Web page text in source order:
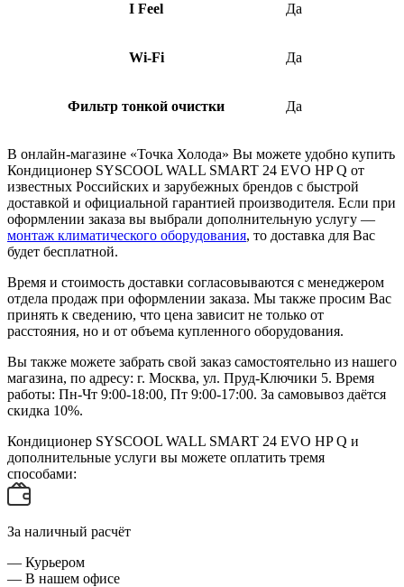
I Feel Да
Wi-Fi Да
Фильтр тонкой очистки Да
В онлайн-магазине «Точка Холода» Вы можете удобно купить
Кондиционер SYSCOOL WALL SMART 24 EVO HP Q от
известных Российских и зарубежных брендов с быстрой
доставкой и официальной гарантией производителя. Если при
оформлении заказа вы выбрали дополнительную услугу —
монтаж климатического оборудования, то доставка для Вас
будет бесплатной.
Время и стоимость доставки согласовываются с менеджером
отдела продаж при оформлении заказа. Мы также просим Вас
принять к сведению, что цена зависит не только от
расстояния, но и от объема купленного оборудования.
Вы также можете забрать свой заказ самостоятельно из нашего
магазина, по адресу: г. Москва, ул. Пруд-Ключики 5. Время
работы: Пн-Чт 9:00-18:00, Пт 9:00-17:00. За самовывоз даётся
скидка 10%.
Кондиционер SYSCOOL WALL SMART 24 EVO HP Q и
дополнительные услуги вы можете оплатить тремя
способами:
За наличный расчёт
— Курьером
— В нашем офисе